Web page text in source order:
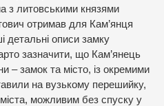
з литовськими князями
отримав для Кам’янця
детальні описи замку
зазначити, що Кам’янець
– замок та місто, із окремими
на вузькому перешийку,
можливим без спуску у